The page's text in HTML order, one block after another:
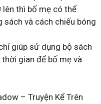
thì bố mẹ có thể
và cách chiếu bóng
giúp sử dụng bộ sách
gian để bố mẹ và
– Truyện Kể Trên